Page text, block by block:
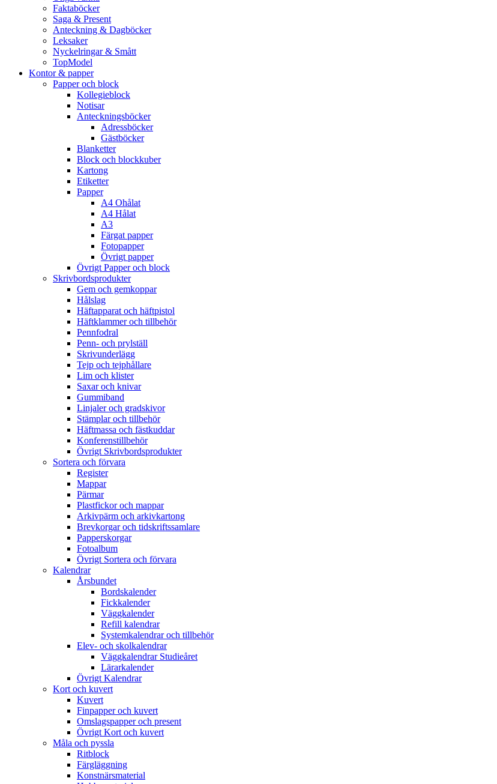
Faktaböcker
Saga & Present
Anteckning & Dagböcker
Leksaker
Nyckelringar & Smått
TopModel
Kontor & papper
Papper och block
Kollegieblock
Notisar
Anteckningsböcker
Adressböcker
Gästböcker
Blanketter
Block och blockkuber
Kartong
Etiketter
Papper
A4 Ohålat
A4 Hålat
A3
Färgat papper
Fotopapper
Övrigt papper
Övrigt Papper och block
Skrivbordsprodukter
Gem och gemkoppar
Hålslag
Häftapparat och häftpistol
Häftklammer och tillbehör
Pennfodral
Penn- och prylställ
Skrivunderlägg
Tejp och tejphållare
Lim och klister
Saxar och knivar
Gummiband
Linjaler och gradskivor
Stämplar och tillbehör
Häftmassa och fästkuddar
Konferenstillbehör
Övrigt Skrivbordsprodukter
Sortera och förvara
Register
Mappar
Pärmar
Plastfickor och mappar
Arkivpärm och arkivkartong
Brevkorgar och tidskriftssamlare
Papperskorgar
Fotoalbum
Övrigt Sortera och förvara
Kalendrar
Årsbundet
Bordskalender
Fickkalender
Väggkalender
Refill kalendrar
Systemkalendrar och tillbehör
Elev- och skolkalendrar
Väggkalendrar Studieåret
Lärarkalender
Övrigt Kalendrar
Kort och kuvert
Kuvert
Finpapper och kuvert
Omslagspapper och present
Övrigt Kort och kuvert
Måla och pyssla
Ritblock
Färgläggning
Konstnärsmaterial